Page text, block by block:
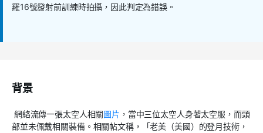
羅16號發射前訓練時拍攝，因此判定為錯誤。
背景
網絡流傳一張太空人相關圖片 ，當中三位太空人身著太空服，而頭
部並未佩戴相關裝備。相關帖文稱，「老美（美國）的登月技術，